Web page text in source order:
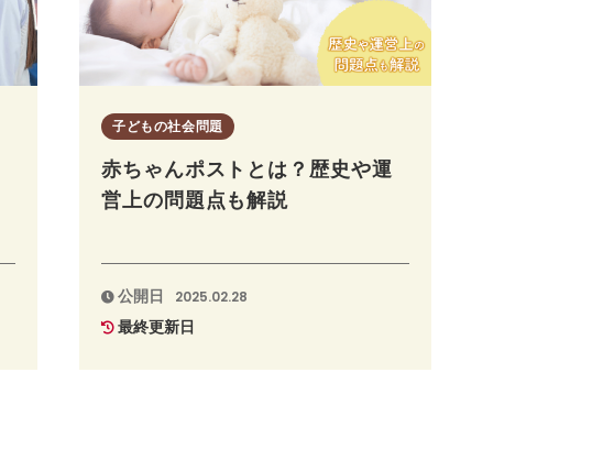
子どもの社会問題
赤ちゃんポストとは？歴史や運
営上の問題点も解説
公開日 2025.02.28
最終更新日